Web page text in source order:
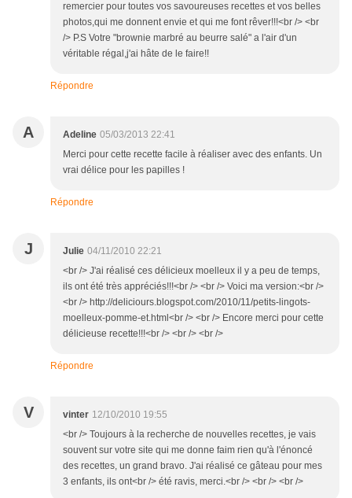
remercier pour toutes vos savoureuses recettes et vos belles
photos,qui me donnent envie et qui me font rêver!!!<br /> <br
/> P.S Votre "brownie marbré au beurre salé" a l'air d'un
véritable régal,j'ai hâte de le faire!!
Répondre
A Adeline 05/03/2013 22:41
Merci pour cette recette facile à réaliser avec des enfants. Un
vrai délice pour les papilles !
Répondre
J Julie 04/11/2010 22:21
<br /> J'ai réalisé ces délicieux moelleux il y a peu de temps,
ils ont été très appréciés!!!<br /> <br /> Voici ma version:<br />
<br /> http://deliciours.blogspot.com/2010/11/petits-lingots-
moelleux-pomme-et.html<br /> <br /> Encore merci pour cette
délicieuse recette!!!<br /> <br /> <br />
Répondre
V vinter 12/10/2010 19:55
<br /> Toujours à la recherche de nouvelles recettes, je vais
souvent sur votre site qui me donne faim rien qu'à l'énoncé
des recettes, un grand bravo. J'ai réalisé ce gâteau pour mes
3 enfants, ils ont<br /> été ravis, merci.<br /> <br /> <br />